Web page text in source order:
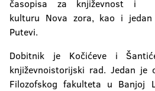
časopisa za književnost i
kulturu Nova zora, kao i
Putevi.
Dobitnik je Kočićeve i
književnoistorijski rad. Jedan je
Filozofskog fakulteta u Banjoj